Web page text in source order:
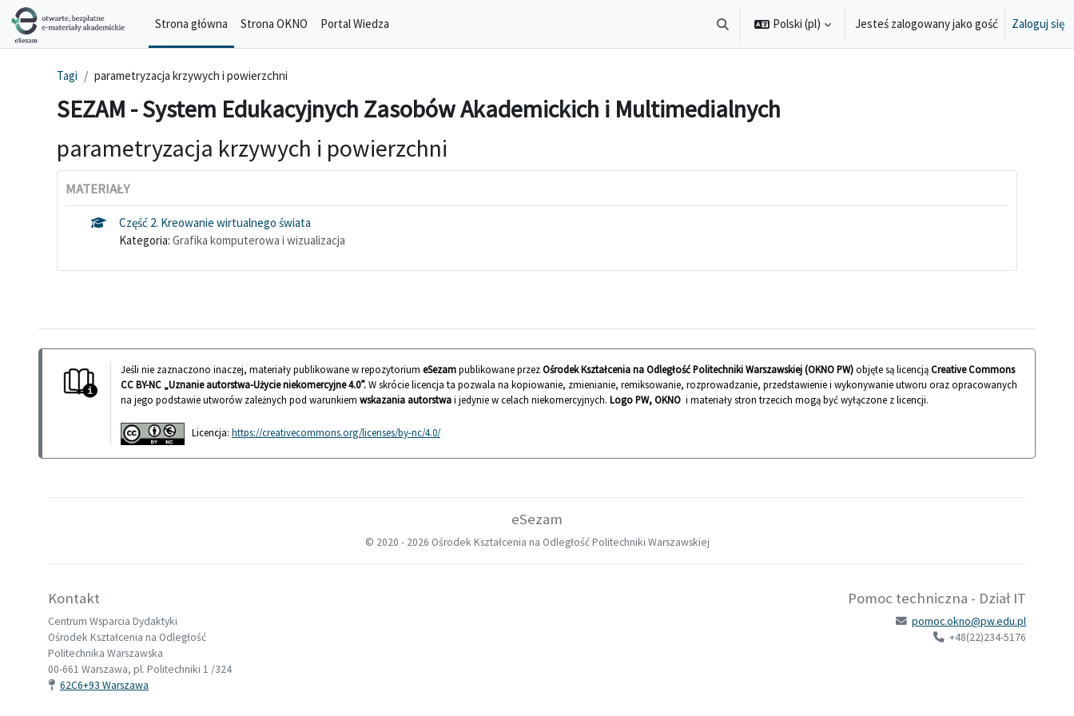
Przejdź do głównej zawartości
Strona główna
Strona OKNO Portal Wiedza Przełącznik wyszukiwarki
Polski ‎(pl)‎ Jesteś zalogowany jako gość Zaloguj się
Tagi parametryzacja krzywych i powierzchni
SEZAM - System Edukacyjnych Zasobów Akademickich i Multimedialnych
parametryzacja krzywych i powierzchni
MATERIAŁY
Część 2. Kreowanie wirtualnego świata
Kategoria: Grafika komputerowa i wizualizacja
Jeśli nie zaznaczono inaczej, materiały publikowane w repozytorium eSezampublikowane przezOśrodek Kształcenia na Odległość Politechniki Warszawskiej (OKNO PW)objęte są licencjąCreative Commons
CC BY-NC „Uznanie autorstwa-Użycie niekomercyjne 4.0”.W skrócie licencja ta pozwala na kopiowanie, zmienianie, remiksowanie, rozprowadzanie, przedstawienie i wykonywanie utworu oraz opracowanych
na jego podstawie utworów zależnych pod warunkiem wskazania autorstwai jedynie w celach niekomercyjnych. Logo PW, OKNO i materiały stron trzecich mogą być wyłączone z licencji.
Licencja: https://creativecommons.org/licenses/by-nc/4.0/
eSezam
© 2020 - 2026 Ośrodek Kształcenia na Odległość Politechniki Warszawskiej
Kontakt
Centrum Wsparcia Dydaktyki
Ośrodek Kształcenia na Odległość
Politechnika Warszawska
00-661 Warszawa, pl. Politechniki 1 /324
62C6+93 Warszawa
Pomoc techniczna - Dział IT
pomoc.okno@pw.edu.pl
+48(22)234-5176